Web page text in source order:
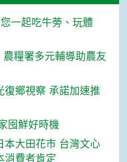
一起吃牛蒡、玩體
糧署多元輔導助農友
復鄉視察 承諾加速推
囤鮮好時機
本大田花市 台灣文心
消費者肯定